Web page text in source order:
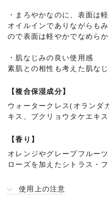
・ まろやかなのに、表面は
オイルインでありながらも
ので表面は軽やかでなめらか
・ 肌なじみの良い使用感
素肌との相性も考えた肌な
【複合保湿成分】
ウォータークレス(オランダ
キス、ブクリョウタケエキ
【香り】
オレンジやグレープフルー
ローズを加えたシトラス・
使用上の注意